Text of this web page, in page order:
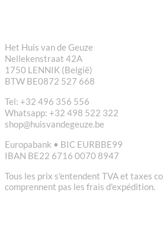
Het Huis van de Geuze
Nellekenstraat 42A
1750 LENNIK (België)
BTW BE0872 527 668
Tel: +32 496 356 556
Whatsapp: +32 498 522 322
shop@huisvandegeuze.be
Europabank • BIC EURBBE99
IBAN BE22 6716 0070 8947
Tous les prix s'entendent TVA et taxes
comprennent pas les frais d'expédition.